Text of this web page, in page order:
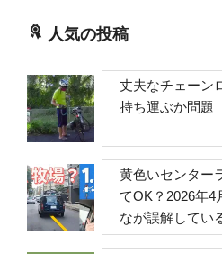
人気の投稿
丈夫なチェーン
持ち運ぶか問題
黄色いセンター
てOK？2026年4
なが誤解してい